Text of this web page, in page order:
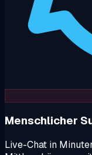
Menschlicher
Live-Chat in